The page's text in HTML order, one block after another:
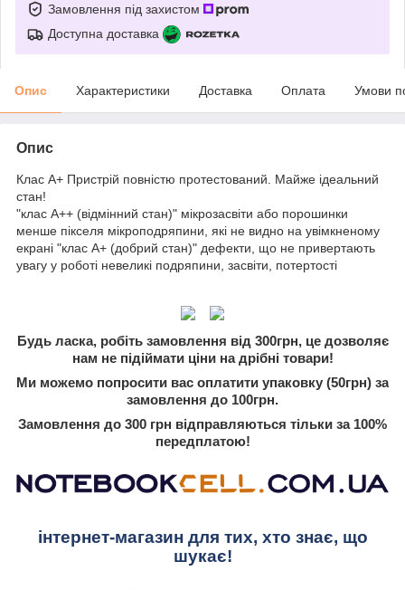
Замовлення під захистом
Доступна доставка
Опис Характеристики Доставка Оплата Умови
Опис
Клас A+ Пристрій повністю протестований. Майже ідеальний
стан!
"клас А++ (відмінний стан)" мікрозасвіти або порошинки
менше пікселя мікроподряпини, які не видно на увімкненому
екрані "клас А+ (добрий стан)" дефекти, що не привертають
увагу у роботі невеликі подряпини, засвіти, потертості
Будь ласка, робіть замовлення від 300грн, це дозволяє
нам не підіймати ціни на дрібні товари!
Ми можемо попросити вас оплатити упаковку (50грн) за
замовлення до 100грн.
Замовлення до 300 грн відправляються тільки за 100%
передплатою!
інтернет-магазин для тих, хто знає, що
шукає!